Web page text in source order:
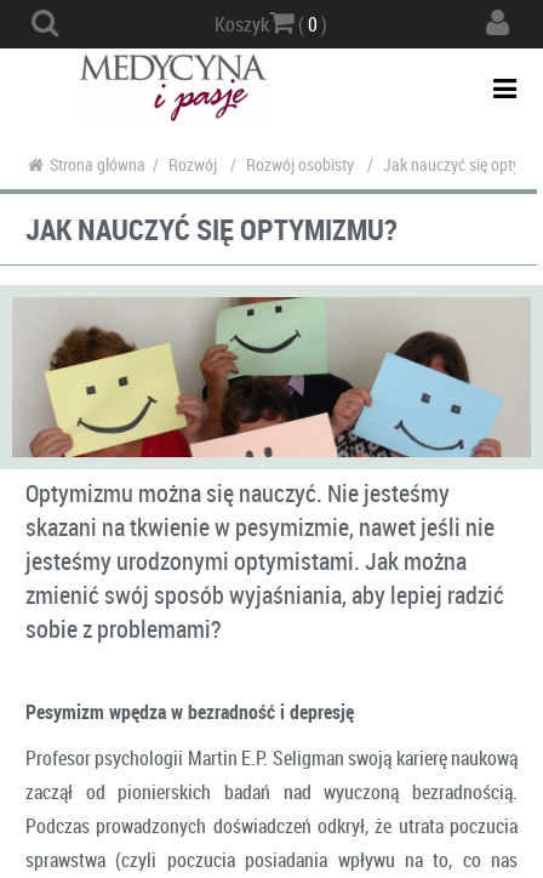
Koszyk (0)
Strona główna / Rozwój / Rozwój osobisty / Jak nauczyć się
JAK NAUCZYĆ SIĘ OPTYMIZMU?
Optymizmu można się nauczyć. Nie jesteśmy
skazani na tkwienie w pesymizmie, nawet jeśli nie
jesteśmy urodzonymi optymistami. Jak można
zmienić swój sposób wyjaśniania, aby lepiej radzić
sobie z problemami?
Pesymizm wpędza w bezradność i depresję
Profesor psychologii Martin E.P. Seligman swoją karierę naukową
zaczął od pionierskich badań nad wyuczoną bezradnością.
Podczas prowadzonych doświadczeń odkrył, że utrata poczucia
sprawstwa (czyli poczucia posiadania wpływu na to, co nas